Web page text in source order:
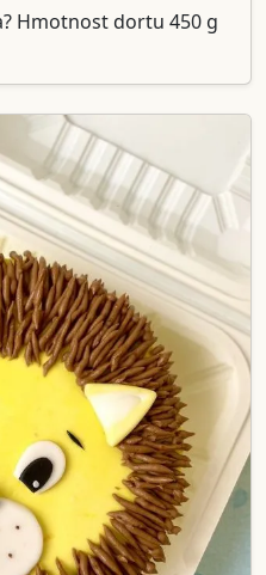
Hmotnost dortu 450 g